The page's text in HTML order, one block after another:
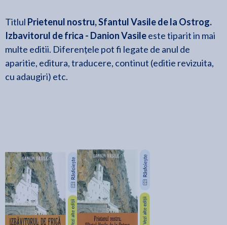
Titlul Prietenul nostru, Sfantul Vasile de la Ostrog.
Izbavitorul de frica - Danion Vasileeste tiparit in mai
multe editii. Diferențele pot fi legate de anul de
aparitie, editura, traducere, continut (editie revizuita,
cu adaugiri) etc.